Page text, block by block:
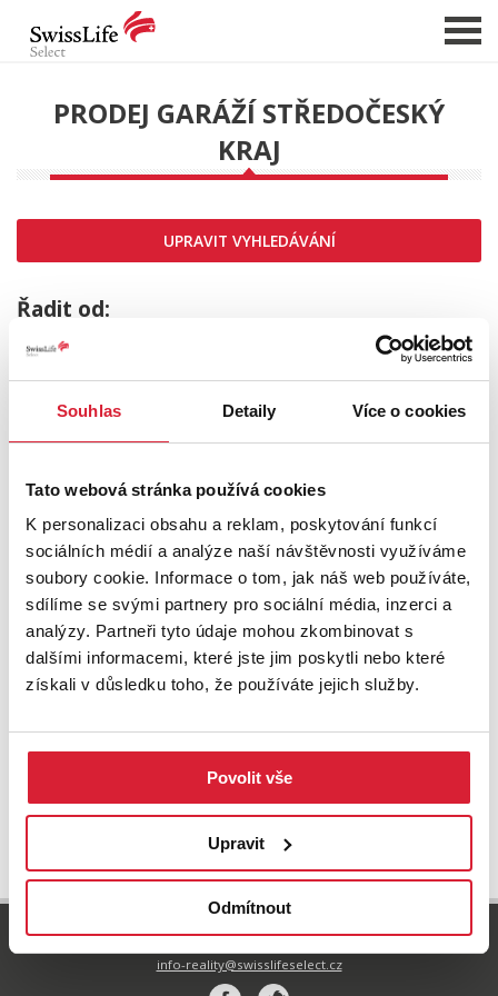
Souhlas Detaily Více o cookies
Tato webová stránka používá cookies
K personalizaci obsahu a reklam, poskytování funkcí
sociálních médií a analýze naší návštěvnosti využíváme
soubory cookie. Informace o tom, jak náš web používáte,
sdílíme se svými partnery pro sociální média, inzerci a
analýzy. Partneři tyto údaje mohou zkombinovat s
dalšími informacemi, které jste jim poskytli nebo které
získali v důsledku toho, že používáte jejich služby.
Povolit vše
Upravit
Odmítnout
NABÍDKA NEMOVITOSTÍ
CHCI PRODAT / PRONAJMOUT
HLÍDAT NOVÉ NABÍDKY
CHCI OCENIT NEMOVITOST
O NÁS
SLUŽBY
KARIÉRA
KONTAKT
PRODEJ GARÁŽÍ STŘEDOČESKÝ
KRAJ
UPRAVIT VYHLEDÁVÁNÍ
Řadit od:
Prodej garáže 40 m2 Potěhy
340 000 Kč
UPRAVIT VYHLEDÁVÁNÍ
info-reality@swisslifeselect.cz